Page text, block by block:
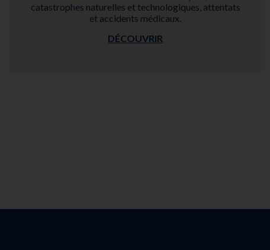
catastrophes naturelles et technologiques, attentats
et accidents médicaux.
DÉCOUVRIR